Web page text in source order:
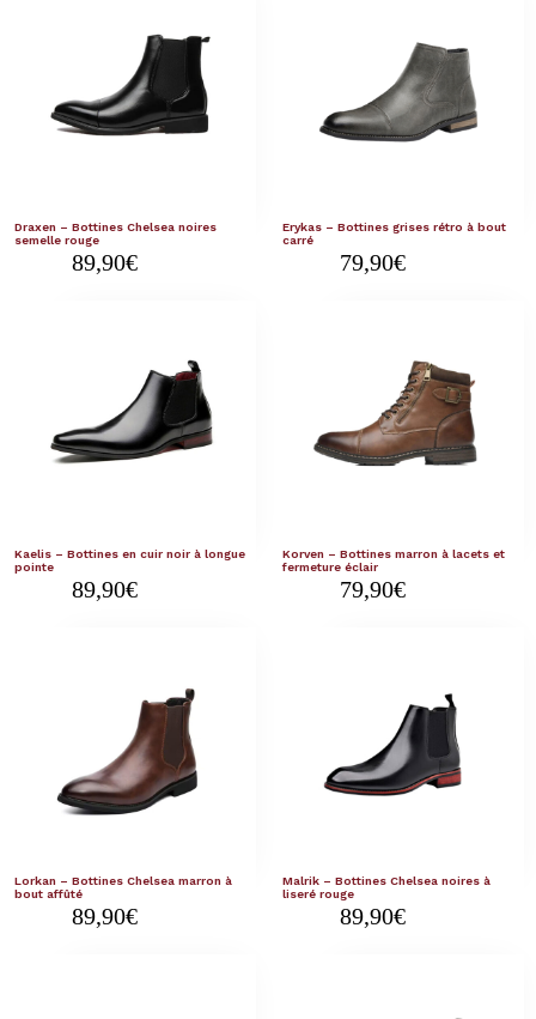
Draxen – Bottines Chelsea noires
semelle rouge
89,90€
Erykas – Bottines grises rétro à bout
carré
79,90€
Kaelis – Bottines en cuir noir à longue
pointe
89,90€
Korven – Bottines marron à lacets et
fermeture éclair
79,90€
Lorkan – Bottines Chelsea marron à
bout affûté
89,90€
Malrik – Bottines Chelsea noires à
liseré rouge
89,90€